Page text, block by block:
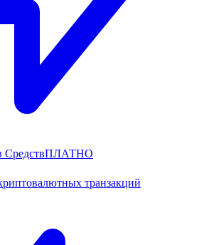
СредствПЛАТНО
транзакций